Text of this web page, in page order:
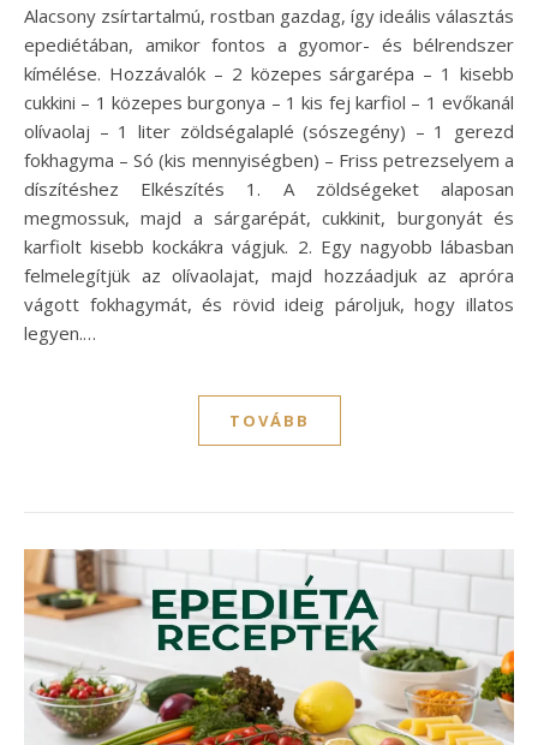
Alacsony zsírtartalmú, rostban gazdag, így ideális választás
epediétában, amikor fontos a gyomor- és bélrendszer
kímélése. Hozzávalók – 2 közepes sárgarépa – 1 kisebb
cukkini – 1 közepes burgonya – 1 kis fej karfiol – 1 evőkanál
olívaolaj – 1 liter zöldségalaplé (sószegény) – 1 gerezd
fokhagyma – Só (kis mennyiségben) – Friss petrezselyem a
díszítéshez Elkészítés 1. A zöldségeket alaposan
megmossuk, majd a sárgarépát, cukkinit, burgonyát és
karfiolt kisebb kockákra vágjuk. 2. Egy nagyobb lábasban
felmelegítjük az olívaolajat, majd hozzáadjuk az apróra
vágott fokhagymát, és rövid ideig pároljuk, hogy illatos
legyen.…
TOVÁBB